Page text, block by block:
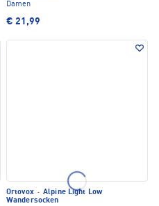
Damen
€ 21,99
Ortovox · Alpine Light Low
Wandersocken